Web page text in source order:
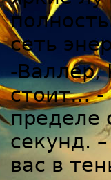
сеть
-Валлер,
стоит… -
пределе
секунд.
вас в